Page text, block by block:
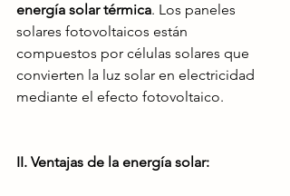
energía solar térmica. Los paneles
solares fotovoltaicos están
compuestos por células solares que
convierten la luz solar en electricidad
mediante el efecto fotovoltaico.
II. Ventajas de la energía solar: